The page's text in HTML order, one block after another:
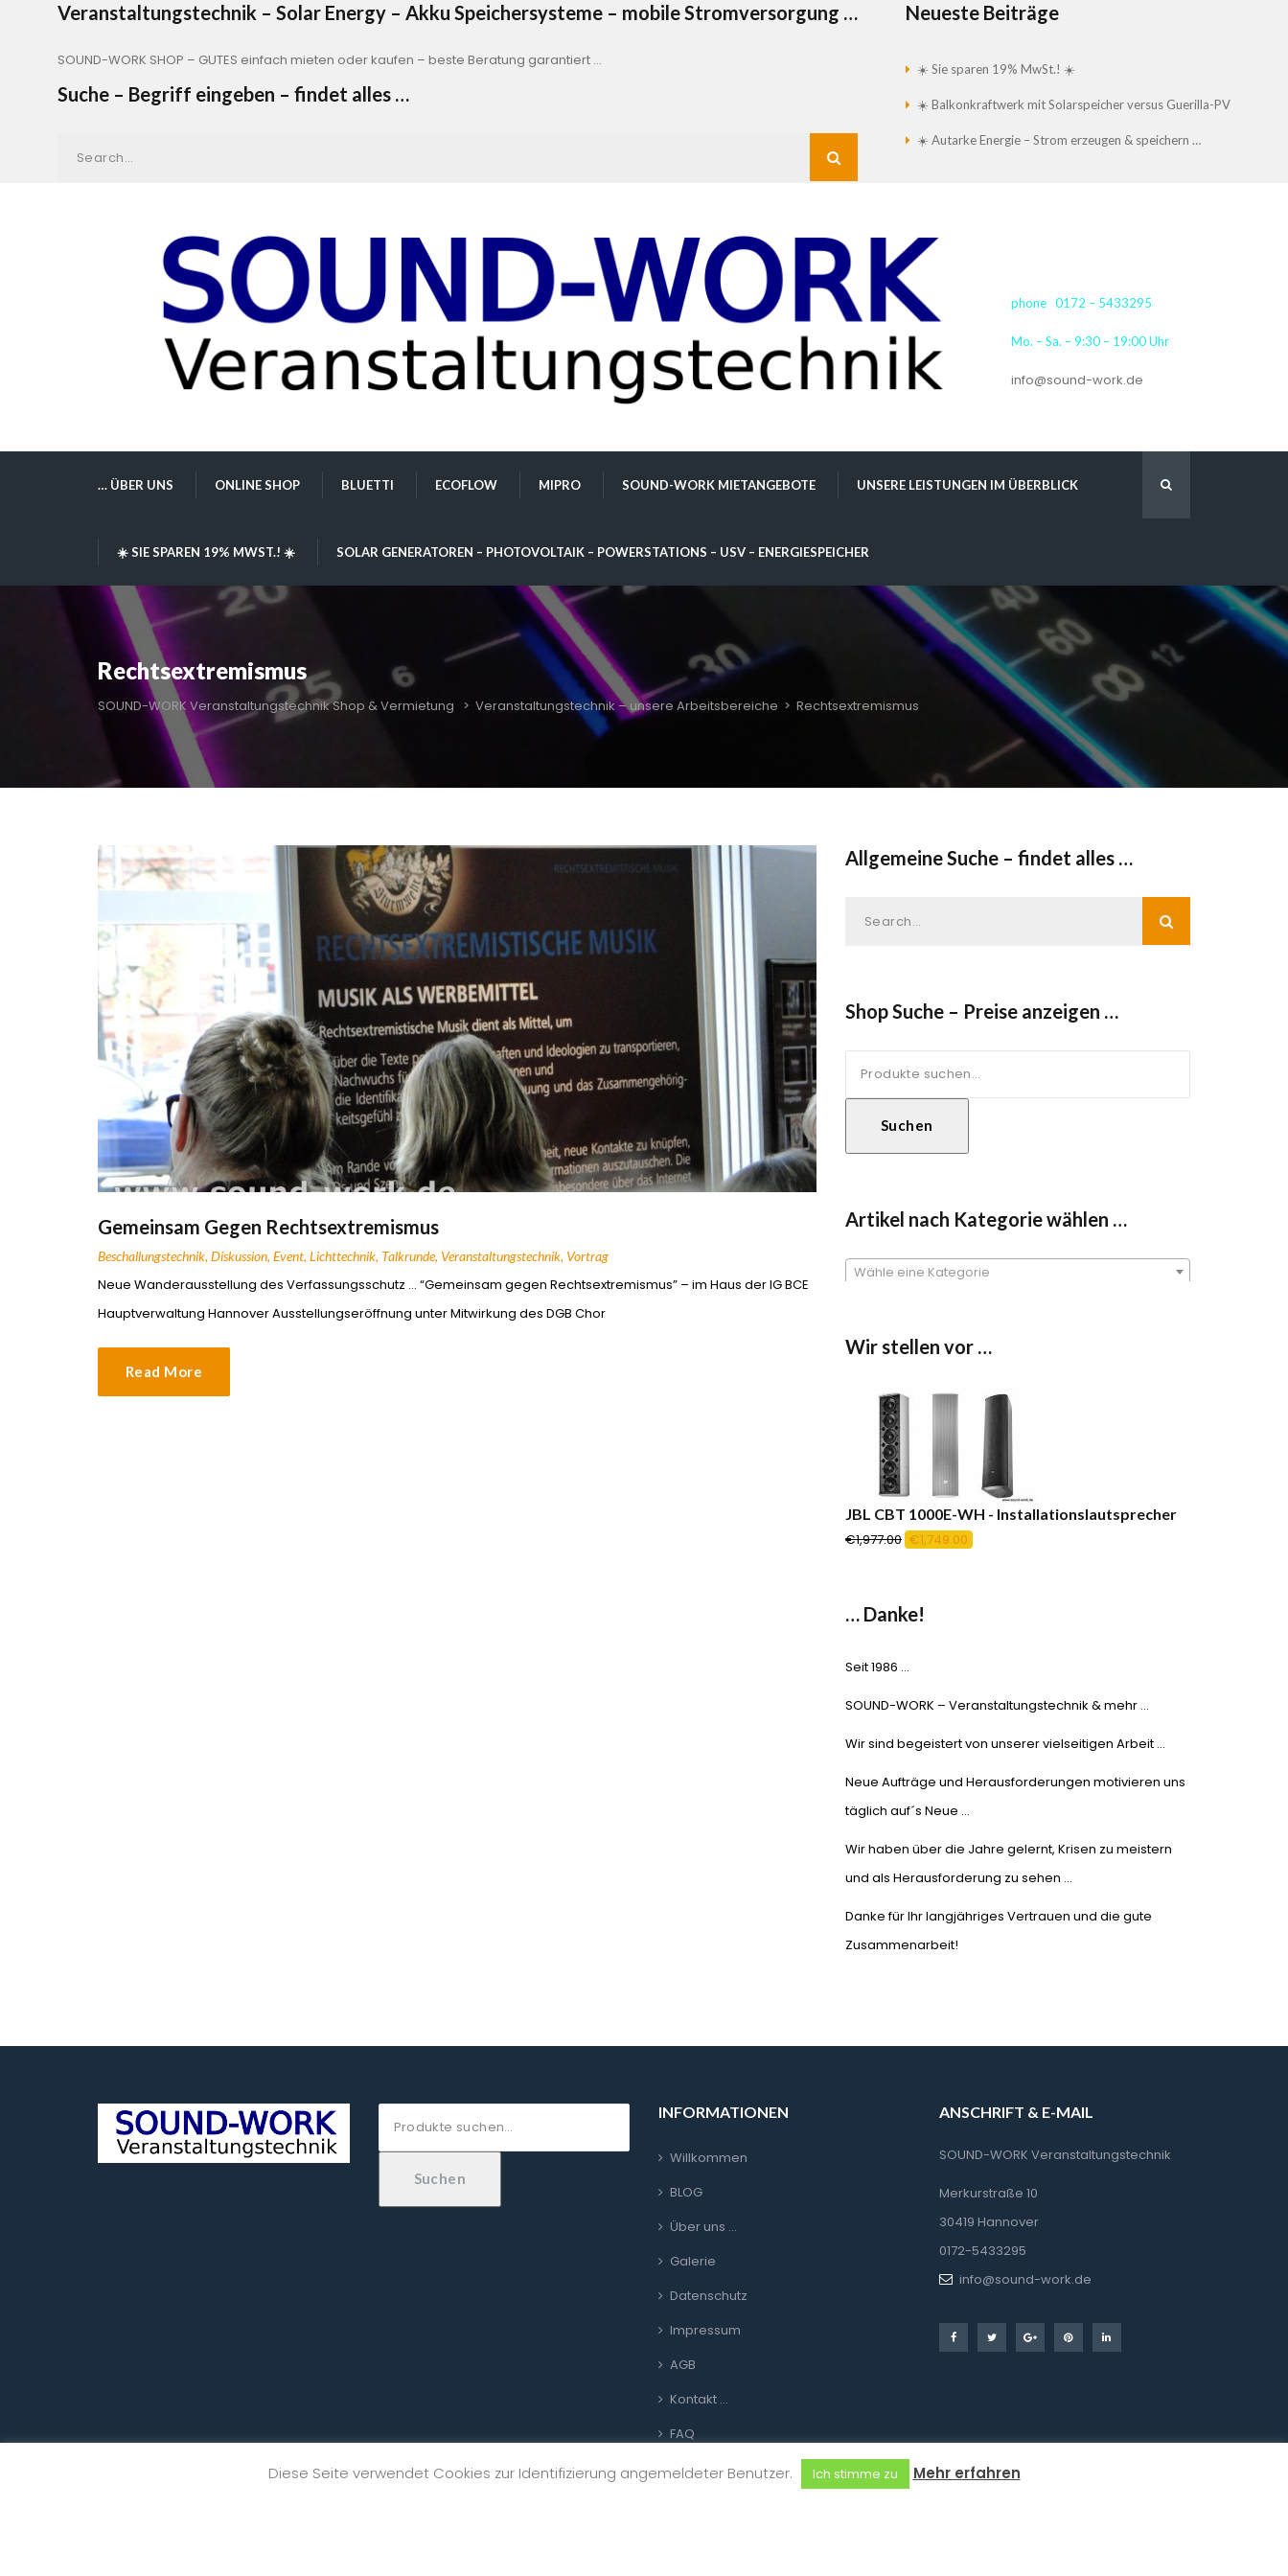
Veranstaltungstechnik – Solar Energy – Akku Speichersysteme – mobile Stromversorgung …
SOUND-WORK SHOP – GUTES einfach mieten oder kaufen – beste Beratung garantiert …
Suche – Begriff eingeben – findet alles …
Neueste Beiträge
☀️ Sie sparen 19% MwSt.! ☀️
☀️ Balkonkraftwerk mit Solarspeicher versus Guerilla-PV
☀️ Autarke Energie – Strom erzeugen & speichern …
phone 0172 – 5433295
Mo. – Sa. – 9:30 – 19:00 Uhr
info@sound-work.de
… ÜBER UNS ONLINE SHOP BLUETTI ECOFLOW MIPRO SOUND-WORK MIETANGEBOTE UNSERE LEISTUNGEN IM ÜBERBLICK
☀️ SIE SPAREN 19% MWST.! ☀️ SOLAR GENERATOREN – PHOTOVOLTAIK – POWERSTATIONS – USV – ENERGIESPEICHER
Rechtsextremismus
SOUND-WORK Veranstaltungstechnik Shop & Vermietung > Veranstaltungstechnik – unsere Arbeitsbereiche > Rechtsextremismus
Gemeinsam Gegen Rechtsextremismus
Beschallungstechnik, Diskussion, Event, Lichttechnik, Talkrunde, Veranstaltungstechnik, Vortrag
Neue Wanderausstellung des Verfassungsschutz … “Gemeinsam gegen Rechtsextremismus” – im Haus der IG BCE
Hauptverwaltung Hannover Ausstellungseröffnung unter Mitwirkung des DGB Chor
Read More
Allgemeine Suche – findet alles …
Shop Suche – Preise anzeigen …
Suche
nach:
Suchen
Artikel nach Kategorie wählen …
Wähle eine Kategorie
Wir stellen vor …
JBL CBT 1000E-WH - Installationslautsprecher
€1,977.00Ursprünglicher
€1,749.00 Aktueller
… Danke!
Seit 1986 …
SOUND-WORK – Veranstaltungstechnik & mehr …
Wir sind begeistert von unserer vielseitigen Arbeit …
Neue Aufträge und Herausforderungen motivieren uns
täglich auf´s Neue …
Wir haben über die Jahre gelernt, Krisen zu meistern
und als Herausforderung zu sehen …
Danke für Ihr langjähriges Vertrauen und die gute
Zusammenarbeit!
Suche
nach:
Suchen
INFORMATIONEN
Willkommen
BLOG
Über uns …
Galerie
Datenschutz
Impressum
AGB
Kontakt …
FAQ
Link zur Plattform für Online-
ANSCHRIFT & E-MAIL
SOUND-WORK Veranstaltungstechnik
Merkurstraße 10
30419 Hannover
0172-5433295
info@sound-work.de
Diese Seite verwendet Cookies zur Identifizierung angemeldeter Benutzer. Ich stimme zu Mehr erfahren